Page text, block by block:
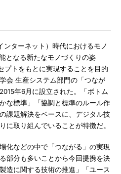
ターネット）時代におけるモノ
となる新たなモノづくりの姿
プトをもとに実現することを目的
会 生産システム部門の「つなが
年6月に設立された。「ボトム
な標準」「協調と標準のルール作
課題解決をベースに、デジタル技
に取り組んでいることが特徴だ。
化などの中で「つながる」の実現
部分も多いことから今回提携を決
造に関する技術の推進」「ユース